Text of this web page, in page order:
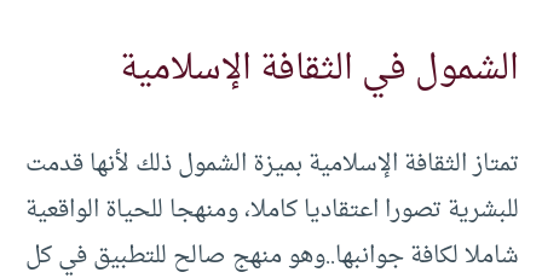
الشمول في الثقافة الإسلامية
تمتاز الثقافة الإسلامية بميزة الشمول ذلك لأنها قدمت
للبشرية تصورا اعتقاديا كاملا، ومنهجا للحياة الواقعية
شاملا لكافة جوانبها..وهو منهج صالح للتطبيق في كل